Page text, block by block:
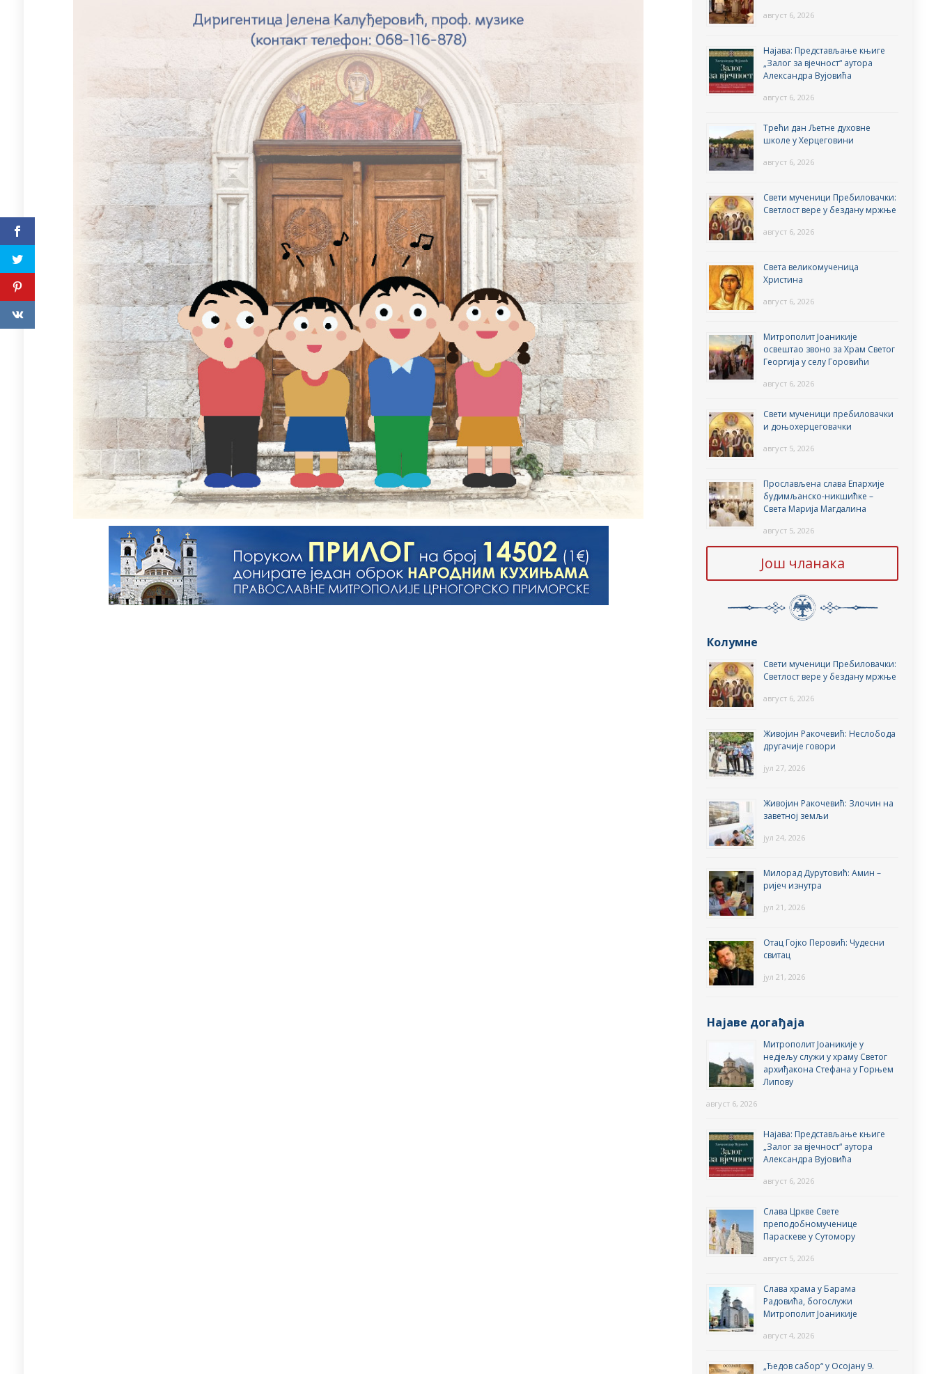
август 6, 2026
Најава: Представљање књиге
„Залог за вјечност“ аутора
Александра Вујовића
август 6, 2026
Трећи дан Љетне духовне
школе у Херцеговини
август 6, 2026
Свети мученици Пребиловачки:
Светлост вере у бездану мржње
август 6, 2026
Света великомученица
Христина
август 6, 2026
Митрополит Јоаникије
освештао звоно за Храм Светог
Георгија у селу Горовићи
август 6, 2026
Свети мученици пребиловачки
и доњохерцеговачки
август 5, 2026
Прослављена слава Епархије
будимљанско-никшићке –
Света Марија Магдалина
август 5, 2026
Још чланака
Колумне
Свети мученици Пребиловачки:
Светлост вере у бездану мржње
август 6, 2026
Живојин Ракочевић: Неслобода
другачије говори
јул 27, 2026
Живојин Ракочевић: Злочин на
заветној земљи
јул 24, 2026
Милорад Дурутовић: Амин –
ријеч изнутра
јул 21, 2026
Отац Гојко Перовић: Чудесни
свитац
јул 21, 2026
Најаве догађаја
Митрополит Јоаникије у
недјељу служи у храму Светог
архиђакона Стефана у Горњем
Липову
август 6, 2026
Најава: Представљање књиге
„Залог за вјечност“ аутора
Александра Вујовића
август 6, 2026
Слава Цркве Свете
преподобномученице
Параскеве у Сутомору
август 5, 2026
Слава храма у Барама
Радовића, богослужи
Митрополит Јоаникије
август 4, 2026
„Ђедов сабор“ у Осојану 9.